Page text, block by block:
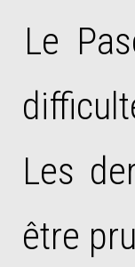
Le
Les
être